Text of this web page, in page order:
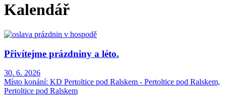
Kalendář
Přivítejme prázdniny a léto.
30. 6. 2026
Místo konání: KD Pertoltice pod Ralskem - Pertoltice pod Ralskem,
Pertoltice pod Ralskem